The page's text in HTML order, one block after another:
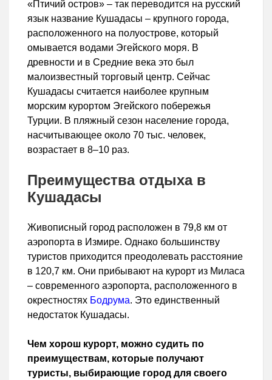
«Птичий остров» – так переводится на русский
язык название Кушадасы – крупного города,
расположенного на полуострове, который
омывается водами Эгейского моря. В
древности и в Средние века это был
малоизвестный торговый центр. Сейчас
Кушадасы считается наиболее крупным
морским курортом Эгейского побережья
Турции. В пляжный сезон население города,
насчитывающее около 70 тыс. человек,
возрастает в 8–10 раз.
Преимущества отдыха в
Кушадасы
Живописный город расположен в 79,8 км от
аэропорта в Измире. Однако большинству
туристов приходится преодолевать расстояние
в 120,7 км. Они прибывают на курорт из Миласа
– современного аэропорта, расположенного в
окрестностях Бодрума. Это единственный
недостаток Кушадасы.
Чем хорош курорт, можно судить по
преимуществам, которые получают
туристы, выбирающие город для своего